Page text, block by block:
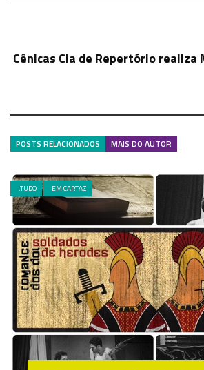
Cênicas Cia de Repertório realiza
POSTS RELACIONADOS MAIS DO AUTOR
.TUDO EM CARTAZ